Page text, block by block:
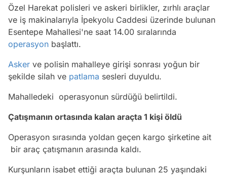
Özel Harekat polisleri ve askeri birlikler, zırhlı araçlar
ve iş makinalarıyla İpekyolu Caddesi üzerinde bulunan
Esentepe Mahallesi'ne saat 14.00 sıralarında
operasyon başlattı.
Asker ve polisin mahalleye girişi sonrası yoğun bir
şekilde silah ve patlama sesleri duyuldu.
Mahalledeki operasyonun sürdüğü belirtildi.
Çatışmanın ortasında kalan araçta 1 kişi öldü
Operasyon sırasında yoldan geçen kargo şirketine ait
bir araç çatışmanın arasında kaldı.
Kurşunların isabet ettiği araçta bulunan 25 yaşındaki